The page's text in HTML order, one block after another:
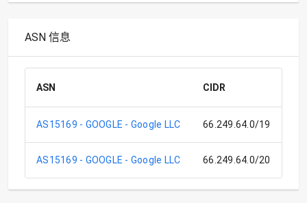
ASN 信息
ASN CIDR
AS15169 - GOOGLE - Google LLC 66.249.64.0/19
AS15169 - GOOGLE - Google LLC 66.249.64.0/20